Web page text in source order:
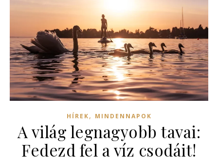
HÍREK, MINDENNAPOK
A világ legnagyobb tavai:
Fedezd fel a víz csodáit!